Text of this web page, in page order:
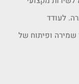
לעודד
שמירה ופיתוח של